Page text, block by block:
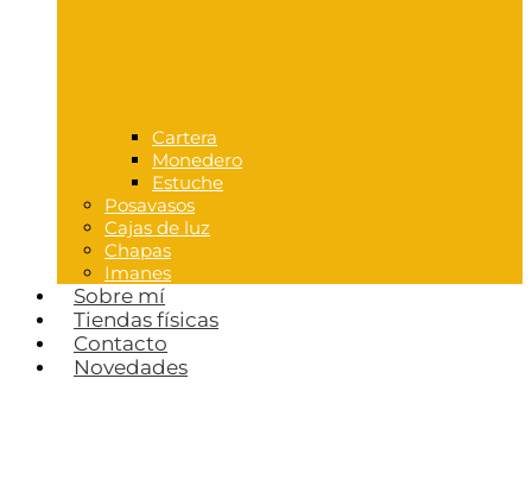
Cartera
Monedero
Estuche
Posavasos
Cajas de luz
Chapas
Imanes
Sobre mí
Tiendas físicas
Contacto
Novedades